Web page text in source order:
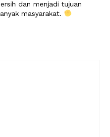
dan menjadi tujuan
masyarakat.